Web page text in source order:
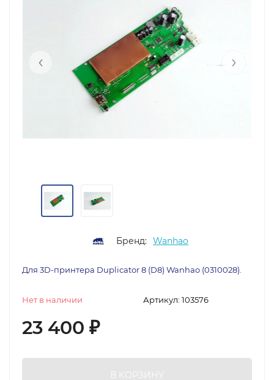
‹ ›
Бренд: Wanhao
Для 3D-принтера Duplicator 8 (D8) Wanhao (0310028).
Артикул: 103576
Нет в наличии
23 400 ₽
В КОРЗИНУ